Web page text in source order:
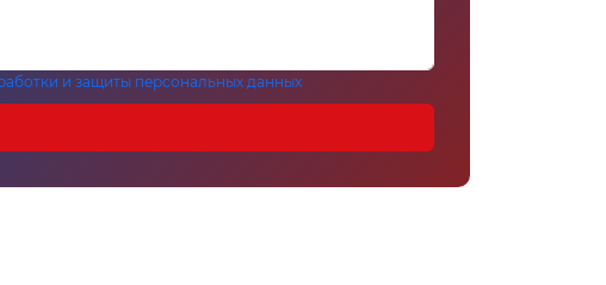
и защиты персональных данных